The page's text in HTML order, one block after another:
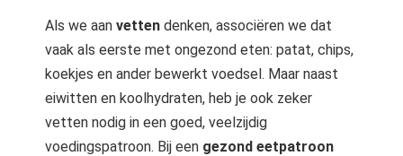
Als we aan vetten denken, associëren we dat
vaak als eerste met ongezond eten: patat, chips,
koekjes en ander bewerkt voedsel. Maar naast
eiwitten en koolhydraten, heb je ook zeker
vetten nodig in een goed, veelzijdig
voedingspatroon. Bij een gezond eetpatroon